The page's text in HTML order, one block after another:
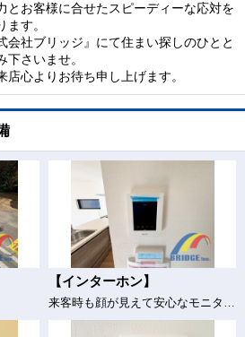
とお客様に合せたスピーディーな応対を
ます。
会社ブリッジ』にて住まい探しのひとと
下さいませ。
店心よりお待ち申し上げます。
【インターホン】
来客時も顔が見えて安心なモニター付きインターホン